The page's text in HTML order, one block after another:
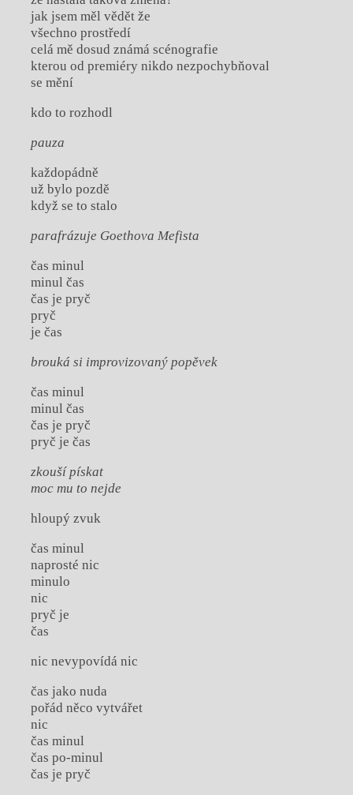
jak jsem měl vědět že
všechno prostředí
celá mě dosud známá scénografie
kterou od premiéry nikdo nezpochybňoval
se mění
kdo to rozhodl
pauza
každopádně
už bylo pozdě
když se to stalo
parafrázuje Goethova Mefista
čas minul
minul čas
čas je pryč
pryč
je čas
brouká si improvizovaný popěvek
čas minul
minul čas
čas je pryč
pryč je čas
zkouší pískat
moc mu to nejde
hloupý zvuk
čas minul
naprosté nic
minulo
nic
pryč je
čas
nic nevypovídá nic
čas jako nuda
pořád něco vytvářet
nic
čas minul
čas po-minul
čas je pryč